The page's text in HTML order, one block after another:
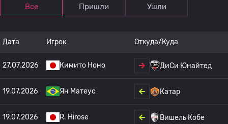
Все Пришли Ушли
Дата Игрок Откуда/Куда
27.07.2026 Кимито Ноно ДиСи Юнайтед
19.07.2026 Ян Матеус Катар
19.07.2026 R. Hirose Вишель Кобе